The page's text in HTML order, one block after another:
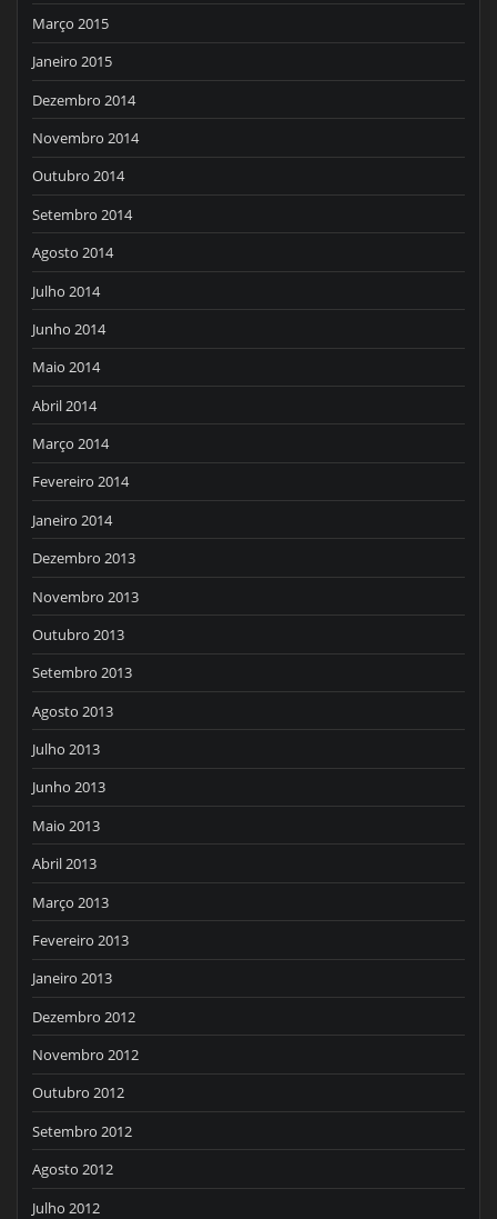
Março 2015
Janeiro 2015
Dezembro 2014
Novembro 2014
Outubro 2014
Setembro 2014
Agosto 2014
Julho 2014
Junho 2014
Maio 2014
Abril 2014
Março 2014
Fevereiro 2014
Janeiro 2014
Dezembro 2013
Novembro 2013
Outubro 2013
Setembro 2013
Agosto 2013
Julho 2013
Junho 2013
Maio 2013
Abril 2013
Março 2013
Fevereiro 2013
Janeiro 2013
Dezembro 2012
Novembro 2012
Outubro 2012
Setembro 2012
Agosto 2012
Julho 2012